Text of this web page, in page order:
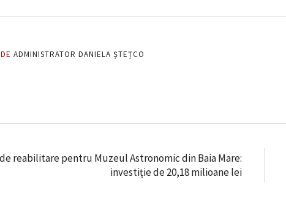
ADMINISTRATOR DANIELA ȘTEȚCO
reabilitare pentru Muzeul Astronomic din Baia Mare:
investiție de 20,18 milioane lei